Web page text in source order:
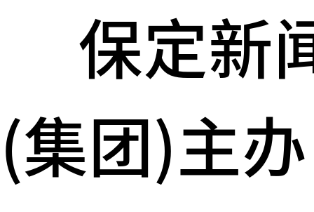
保定新
(集团)主办